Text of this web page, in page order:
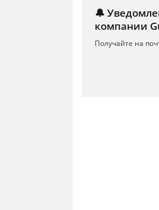
🔔
компании
Получайте на